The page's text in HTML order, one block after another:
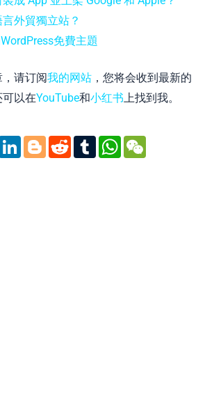
外貿獨立站？
免費主題
，请订阅我的网站 ，您将会收到最新的
可以在YouTube和小红书上找到我。
X LinkedIn
Blogger
Reddit
Tumblr